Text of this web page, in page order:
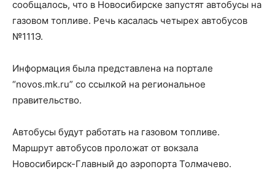
сообщалось, что в Новосибирске запустят автобусы на
газовом топливе. Речь касалась четырех автобусов
№111Э.
Информация была представлена на портале
“novos.mk.ru” со ссылкой на региональное
правительство.
Автобусы будут работать на газовом топливе.
Маршрут автобусов проложат от вокзала
Новосибирск-Главный до аэропорта Толмачево.